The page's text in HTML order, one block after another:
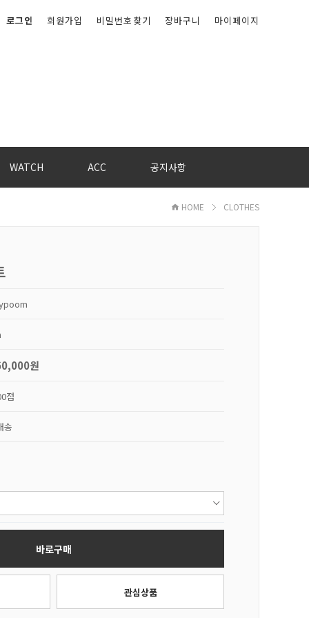
로그인 회원가입 비밀번호찾기 장바구니 마이페이지
WATCH ACC 공지사항
HOME CLOTHES
원
점
송
바로구매
관심상품